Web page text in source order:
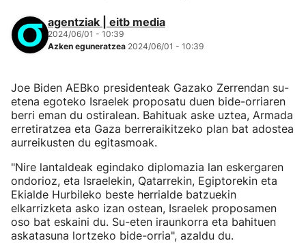
agentziak | eitb media
2024/06/01 - 10:39
Azken eguneratzea 2024/06/01 - 10:39
Joe Biden AEBko presidenteak Gazako Zerrendan su-
etena egoteko Israelek proposatu duen bide-orriaren
berri eman du ostiralean. Bahituak aske uztea, Armada
erretiratzea eta Gaza berreraikitzeko plan bat adostea
aurreikusten du egitasmoak.
"Nire lantaldeak egindako diplomazia lan eskergaren
ondorioz, eta Israelekin, Qatarrekin, Egiptorekin eta
Ekialde Hurbileko beste herrialde batzuekin
elkarrizketa asko izan ostean, Israelek proposamen
oso bat eskaini du. Su-eten iraunkorra eta bahituen
askatasuna lortzeko bide-orria", azaldu du.